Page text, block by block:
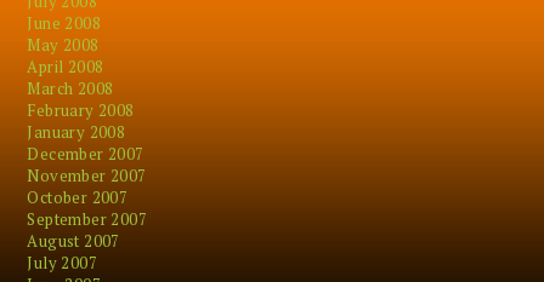
June 2008
May 2008
April 2008
March 2008
February 2008
January 2008
December 2007
November 2007
October 2007
September 2007
August 2007
July 2007